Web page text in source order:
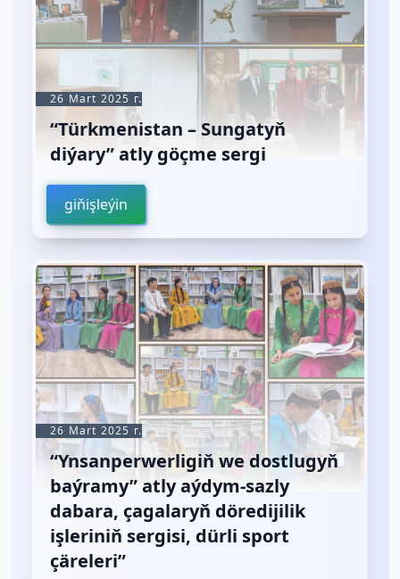
26 Mart 2025 г.
“Türkmenistan – Sungatyň
diýary” atly göçme sergi
giňişleýin
26 Mart 2025 г.
“Ynsanperwerligiň we dostlugyň
baýramy” atly aýdym-sazly
dabara, çagalaryň döredijilik
işleriniň sergisi, dürli sport
çäreleri”